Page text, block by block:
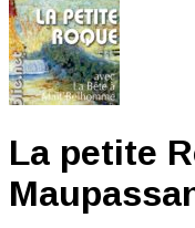
La petite